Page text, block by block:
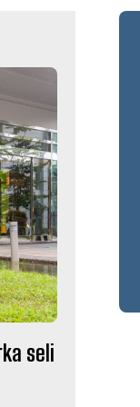
seli